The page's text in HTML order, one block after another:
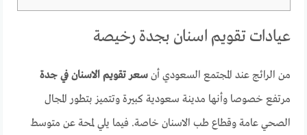
عيادات تقويم اسنان بجدة رخيصة
من الرائج عند المجتمع السعودي أنسعر تقويم الاسنان في جدة
مرتفع خصوصا وأنها مدينة سعودية كبيرة وتتميز بتطور المجال
الصحي عامة وقطاع طب الاسنان خاصة. فيما يلي لمحة عن متوسط